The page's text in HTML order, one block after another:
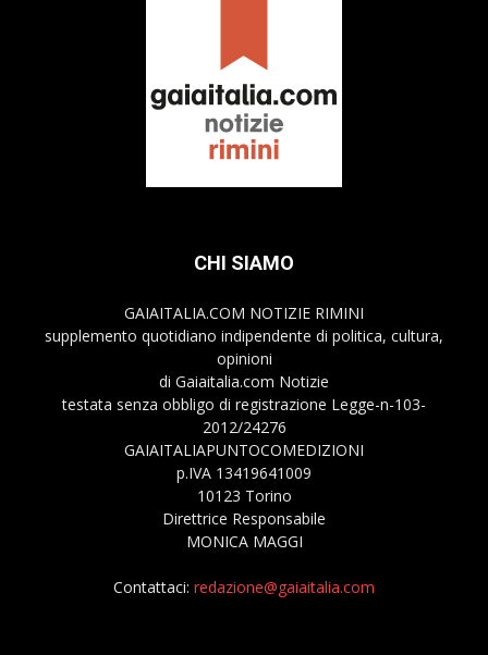
CHI SIAMO
GAIAITALIA.COM NOTIZIE RIMINI
supplemento quotidiano indipendente di politica, cultura,
opinioni
di Gaiaitalia.com Notizie
testata senza obbligo di registrazione Legge-n-103-
2012/24276
GAIAITALIAPUNTOCOMEDIZIONI
p.IVA 13419641009
10123 Torino
Direttrice Responsabile
MONICA MAGGI
Contattaci: redazione@gaiaitalia.com